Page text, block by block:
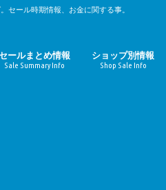
セール時期情報、お金に関する事。
ールまとめ情報
Sale Summary Info
ショップ別情報
Shop Sale Info